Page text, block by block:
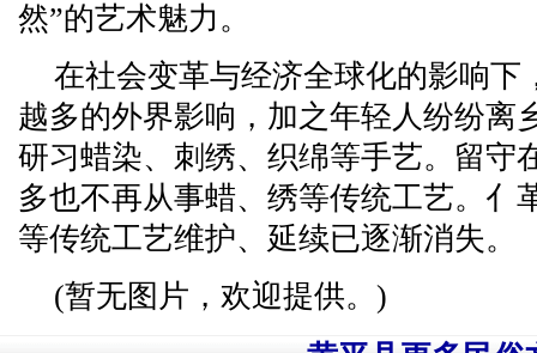
然”的艺术魅力。
在社会变革与经济全球化的影响下
越多的外界影响，加之年轻人纷纷离
研习蜡染、刺绣、织绵等手艺。留守
多也不再从事蜡、绣等传统工艺。亻
等传统工艺维护、延续已逐渐消失。
(暂无图片，欢迎提供。)